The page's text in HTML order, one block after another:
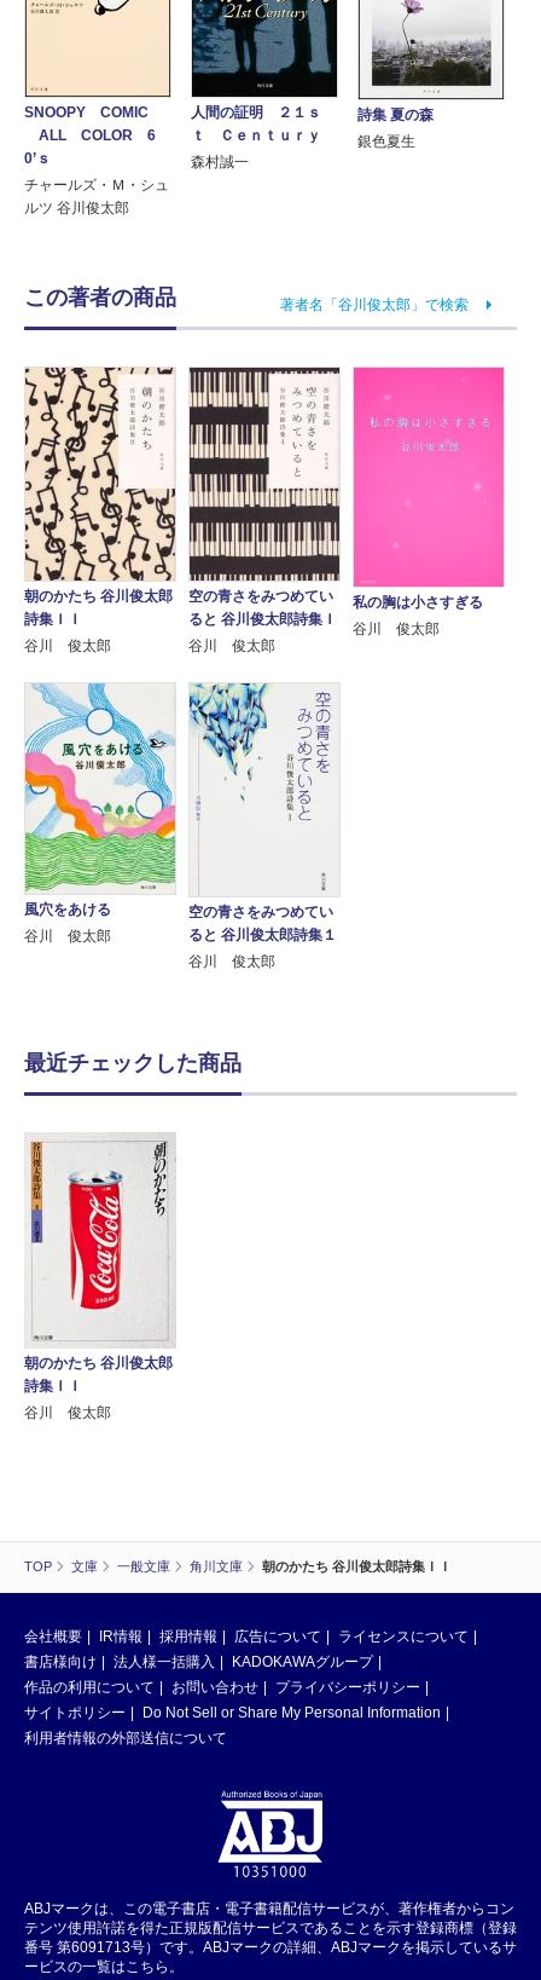
TOP 文庫 一般文庫 角川文庫 朝のかたち 谷川俊太郎詩集ＩＩ
SNOOPY COMIC
ALL COLOR 6
0’ｓ
チャールズ・Ｍ・シュ
ルツ 谷川俊太郎
人間の証明 ２１ｓ
ｔ Ｃｅｎｔｕｒｙ
森村誠一
詩集 夏の森
銀色夏生
この著者の商品 著者名「谷川俊太郎」で検索
朝のかたち 谷川俊太郎
詩集ＩＩ
谷川 俊太郎
空の青さをみつめてい
ると 谷川俊太郎詩集Ｉ
谷川 俊太郎
私の胸は小さすぎる
谷川 俊太郎
風穴をあける
谷川 俊太郎
空の青さをみつめてい
ると 谷川俊太郎詩集１
谷川 俊太郎
最近チェックした商品
朝のかたち 谷川俊太郎
詩集ＩＩ
谷川 俊太郎
会社概要 IR情報 採用情報 広告について
ライセンスについて
書店様向け
法人様一括購入
KADOKAWAグループ
作品の利用について
お問い合わせ
プライバシーポリシー
サイトポリシー
Do Not Sell or Share My Personal Information
利用者情報の外部送信について
ABJマークは、この電子書店・電子書籍配信サービスが、著作権者からコン
テンツ使用許諾を得た正規版配信サービスであることを示す登録商標（登録
番号 第6091713号）です。ABJマークの詳細、ABJマークを掲示しているサ
ービスの一覧はこちら。